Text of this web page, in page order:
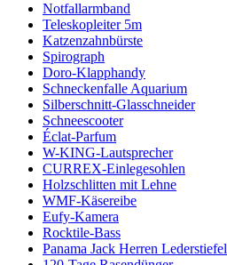
Notfallarmband
Teleskopleiter 5m
Katzenzahnbürste
Spirograph
Doro-Klapphandy
Schneckenfalle Aquarium
Silberschnitt-Glasschneider
Schneescooter
Éclat-Parfum
W-KING-Lautsprecher
CURREX-Einlegesohlen
Holzschlitten mit Lehne
WMF-Käsereibe
Eufy-Kamera
Rocktile-Bass
Panama Jack Herren Lederstiefel